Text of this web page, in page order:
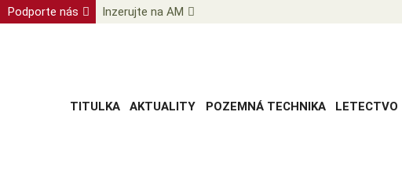
Podporte nás Inzerujte na AM
TITULKA AKTUALITY POZEMNÁ TECHNIKA LETECTVO